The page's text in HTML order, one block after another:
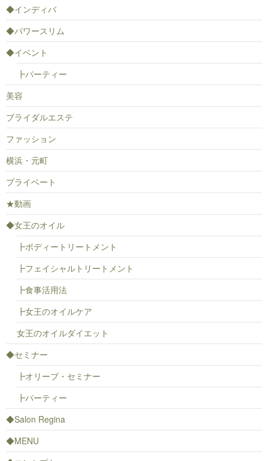
◆インディバ
◆パワースリム
◆イベント
┣パーティー
美容
ブライダルエステ
ファッション
横浜・元町
プライベート
★動画
◆女王のオイル
┣ボディートリートメント
┣フェイシャルトリートメント
┣食事活用法
┣女王のオイルケア
女王のオイルダイエット
◆セミナー
┣オリーブ・セミナー
┣パーティー
◆Salon Regina
◆MENU